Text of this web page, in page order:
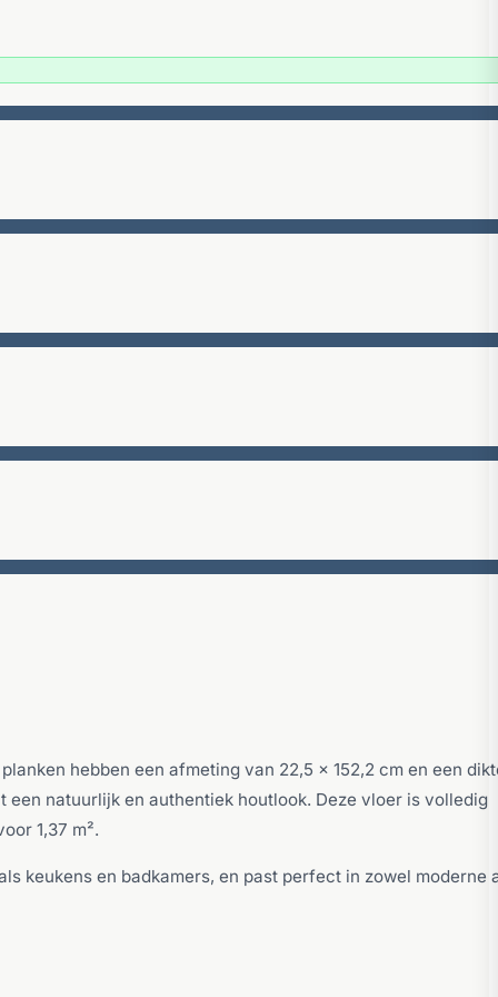
hebben een afmeting van 22,5 x 152,2 cm en een
natuurlijk en authentiek houtlook. Deze vloer is volledig
1,37 m².
keukens en badkamers, en past perfect in zowel moderne